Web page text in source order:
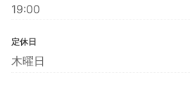
19:00
定休日
木曜日